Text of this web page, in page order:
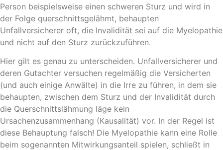
Person beispielsweise einen schweren Sturz und wird in
der Folge querschnittsgelähmt, behaupten
Unfallversicherer oft, die Invalidität sei auf die Myelopathie
und nicht auf den Sturz zurückzuführen.
Hier gilt es genau zu unterscheiden. Unfallversicherer und
deren Gutachter versuchen regelmäßig die Versicherten
(und auch einige Anwälte) in die Irre zu führen, in dem sie
behaupten, zwischen dem Sturz und der Invalidität durch
die Querschnittslähmung läge kein
Ursachenzusammenhang (Kausalität) vor. In der Regel ist
diese Behauptung falsch! Die Myelopathie kann eine Rolle
beim sogenannten Mitwirkungsanteil spielen, schließt in